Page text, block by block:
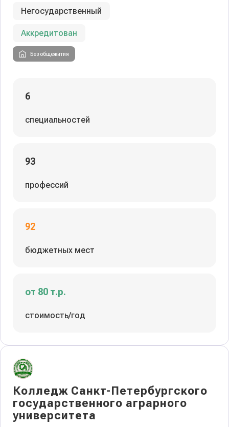
Негосударственный
Аккредитован
Без общежития
6
специальностей
93
профессий
92
бюджетных мест
от 80 т.р.
стоимость/год
Колледж Санкт-Петербургского
государственного аграрного
университета